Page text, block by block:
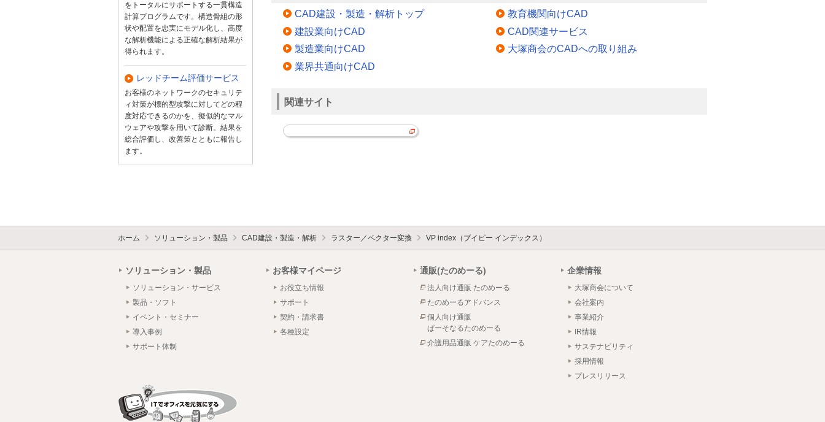
CAD建設・製造・解析トップ
建設業向けCAD
製造業向けCAD
業界共通向けCAD
教育機関向けCAD
CAD関連サービス
大塚商会のCADへの取り組み
関連サイト
をトータルにサポートする一貫構造
計算プログラムです。構造骨組の形
状や配置を忠実にモデル化し、高度
な解析機能による正確な解析結果が
得られます。
レッドチーム評価サービス
お客様のネットワークのセキュリテ
ィ対策が標的型攻撃に対してどの程
度対応できるのかを、擬似的なマル
ウェアや攻撃を用いて診断。結果を
総合評価し、改善策とともに報告し
ます。
ホーム ソリューション・製品 CAD建設・製造・解析 ラスター／ベクター変換 VP index（ブイピー インデックス）
ソリューション・製品
ソリューション・サービス
製品・ソフト
イベント・セミナー
導入事例
サポート体制
お客様マイページ
お役立ち情報
サポート
契約・請求書
各種設定
通販(たのめーる)
法人向け通販 たのめーる
たのめーるアドバンス
個人向け通販
ぱーそなるたのめーる
介護用品通販 ケアたのめーる
企業情報
大塚商会について
会社案内
事業紹介
IR情報
サステナビリティ
採用情報
プレスリリース